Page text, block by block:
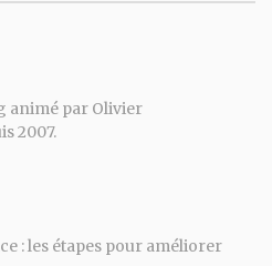
animé par Olivier
2007.
: les étapes pour améliorer